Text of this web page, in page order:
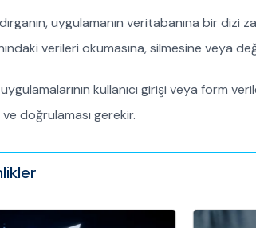
uygulamanın veritabanına bir
verileri okumasına, silmesine veya
kullanıcı girişi veya form
doğrulaması gerekir.